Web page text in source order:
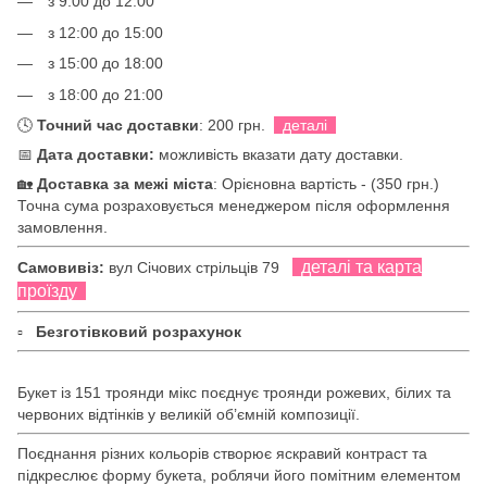
з 12:00 до 15:00
з 15:00 до 18:00
з 18:00 до 21:00
🕓 Точний час доставки: 200 грн.
деталі
📅 Дата доставки: можливість вказати дату доставки.
🏡 Доставка за межі міста: Орієновна вартість - (350 грн.)
Точна сума розраховується менеджером після оформлення
замовлення.
Самовивіз: вул Січових стрільців 79
деталі та карта
проїзду
▫ Безготівковий розрахунок
Букет із 151 троянди мікс поєднує троянди рожевих, білих та
червоних відтінків у великій об’ємній композиції.
Поєднання різних кольорів створює яскравий контраст та
підкреслює форму букета, роблячи його помітним елементом